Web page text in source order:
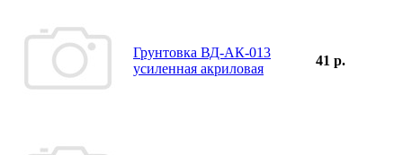
Грунтовка ВД-АК-013
усиленная акриловая
41 р.